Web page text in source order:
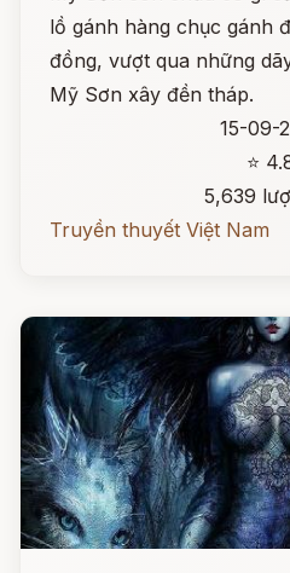
lồ gánh hàng chục gánh
đồng, vượt qua những
Mỹ Sơn xây đền tháp.
15-09-
⭐
5,639
Truyền thuyết Việt Nam